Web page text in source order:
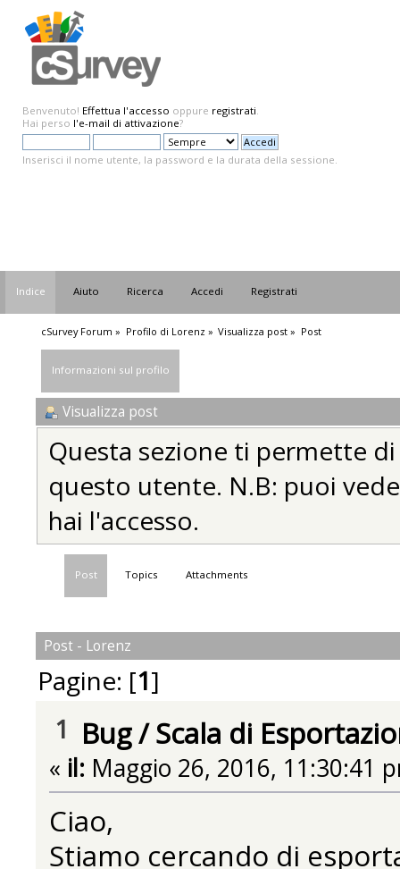
Benvenuto! Effettua l'accesso oppure registrati.
Hai perso l'e-mail di attivazione?
Inserisci il nome utente, la password e la durata della sessione.
Indice Aiuto Ricerca Accedi Registrati
cSurvey Forum » Profilo di Lorenz » Visualizza post » Post
Informazioni sul profilo
Visualizza post
Questa sezione ti permette
questo utente. N.B: puoi
hai l'accesso.
Post Topics Attachments
Post - Lorenz
Pagine: [1]
1 Bug/Scala di
« il: Maggio 26, 2016, 11:30:41
Ciao,
Stiamo cercando di